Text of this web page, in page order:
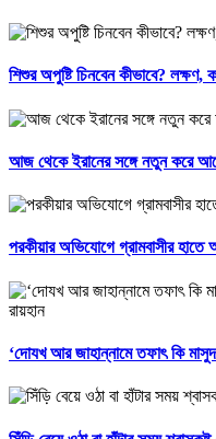
শিশুর অপুষ্টি চিনবেন কীভাবে?
আজ থেকে ইরানের সঙ্গে নতুন করে
পরকীয়ার অভিযোগে গ্রামবাসীর হাতে
‘দোযখ আর জাহান্নামে তফাৎ কি মাসুদ